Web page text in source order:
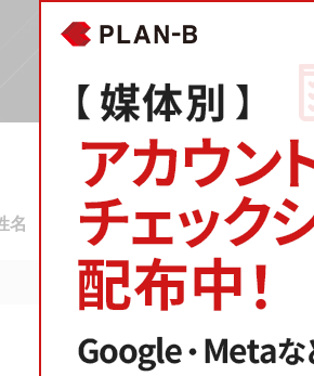
代理店のおすすめはどこですか？
ったらリスティング広告代理店へ問い
※フォーム送
名
名
次へ